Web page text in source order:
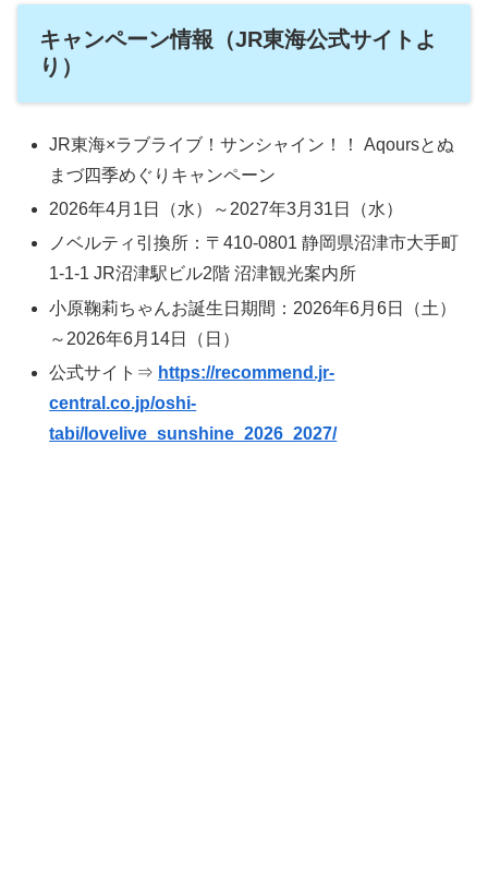
キャンペーン情報（JR東海公式サイトよ
り）
JR東海×ラブライブ！サンシャイン！！ Aqoursとぬ
まづ四季めぐりキャンペーン
2026年4月1日（水）～2027年3月31日（水）
ノベルティ引換所：〒410-0801 静岡県沼津市大手町
1-1-1 JR沼津駅ビル2階 沼津観光案内所
小原鞠莉ちゃんお誕生日期間：2026年6月6日（土）
～2026年6月14日（日）
公式サイト⇒ https://recommend.jr-
central.co.jp/oshi-
tabi/lovelive_sunshine_2026_2027/